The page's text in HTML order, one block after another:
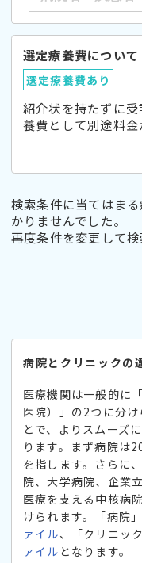
選定療養費について
選定療養費あり
紹介状を持たずに
養費として別途料金
検索条件に当てはま
かりませんでした。
再度条件を変更して検
病院とクリニックの
医療機関は一般的に
医院）」の2つに分
とで、よりスムーズ
ります。まず病院は
を指します。さらに
院、大学病院、企業
医療を支える中核病
けられます。「病院
ァイル、「クリニッ
ァイル となります。